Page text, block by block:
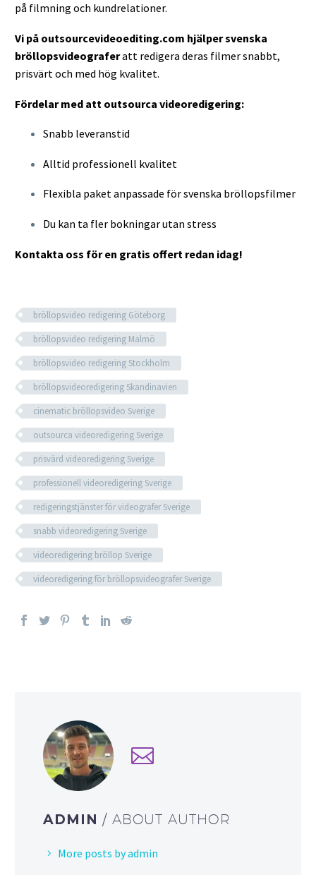
på filmning och kundrelationer.
Vi på outsourcevideoediting.com hjälper svenska
bröllopsvideograferatt redigera deras filmer snabbt,
prisvärt och med hög kvalitet.
Fördelar med att outsourca videoredigering:
Snabb leveranstid
Alltid professionell kvalitet
Flexibla paket anpassade för svenska bröllopsfilmer
Du kan ta fler bokningar utan stress
Kontakta oss för en gratis offert redan idag!
bröllopsvideo redigering Göteborg
bröllopsvideo redigering Malmö
bröllopsvideo redigering Stockholm
bröllopsvideoredigering Skandinavien
cinematic bröllopsvideo Sverige
outsourca videoredigering Sverige
prisvärd videoredigering Sverige
professionell videoredigering Sverige
redigeringstjänster för videografer Sverige
snabb videoredigering Sverige
videoredigering bröllop Sverige
videoredigering för bröllopsvideografer Sverige
ADMIN / ABOUT AUTHOR
More posts by admin